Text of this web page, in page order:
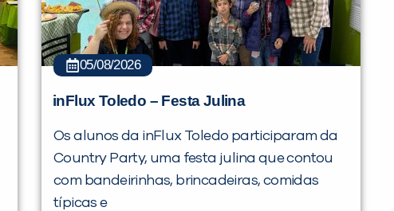
05/08/2026
inFlux Toledo – Festa Julina
Os alunos da inFlux Toledo participaram da
Country Party, uma festa julina que contou
com bandeirinhas, brincadeiras, comidas
típicas e